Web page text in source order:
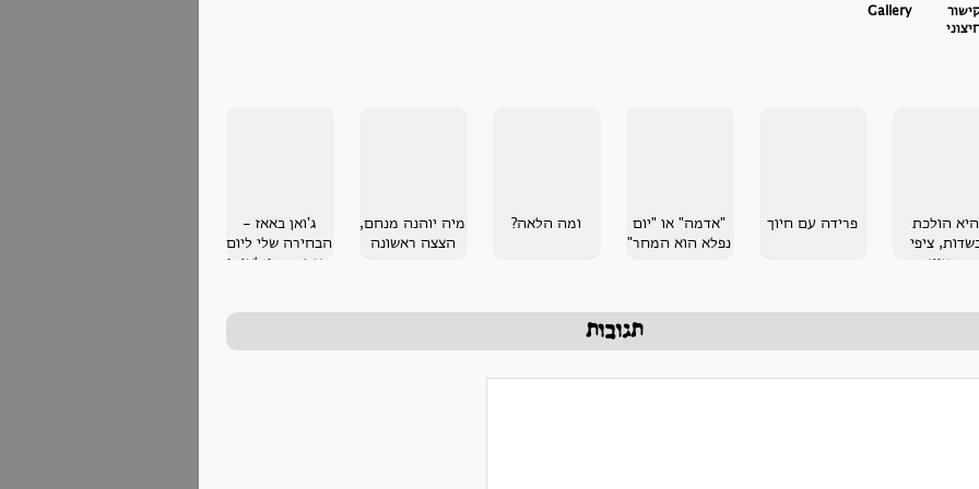
Gallery
היא הולכת
ציפי
בנציון
פרידה עם חיוך
"אדמה" או "יום
נפלא הוא המחר"
ומה הלאה?
מיה יוהנה מנחם,
הצצה ראשונה
ג'ואן באאז -
הבחירה שלי ליום
האשה הבינלאומי
תגובות